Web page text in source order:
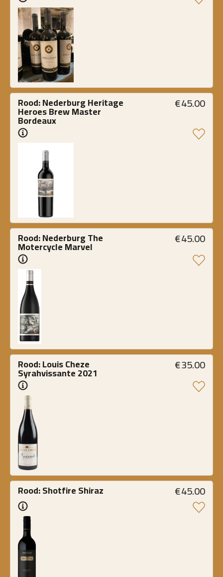
Rood: Nederburg Heritage
Heroes Brew Master
Bordeaux
€45.00
Rood: Nederburg The
Motercycle Marvel €45.00
Rood: Louis Cheze
Syrahvissante 2021 €35.00
Rood: Shotfire Shiraz €45.00